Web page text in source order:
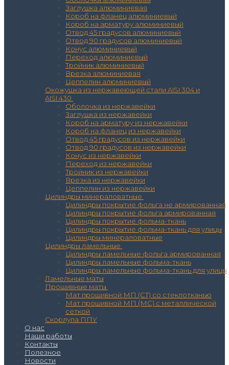
Заглушка алюминиевая
Короб на фланец алюминиевый
Короб на арматуру алюминиевый
Отвод 45 градусов алюминиевый
Отвод 90 градусов алюминиевый
Конус алюминиевый
Переход алюминиевый
Тройник алюминиевый
Врезка алюминиевая
Цеппелин алюминиевый
Окожушка из нержавеющей стали AISI 304 и
AISI 430
Оболочка из нержавейки
Заглушка из нержавейки
Короб на арматуру из нержавейки
Короб на фланец из нержавейки
Отвод 45 градусов из нержавейки
Отвод 90 градусов из нержавейки
Конус из нержавейки
Переход из нержавейки
Тройник из нержавейки
Врезка из нержавейки
Цеппелин из нержавейки
Цилиндры минераловатные
Цилиндры покрытие фольга не армированная
Цилиндры покрытие фольга армированная
Цилиндры покрытие фольма-ткань
Цилиндры покрытие фольма-ткань для улицы
Цилиндры минераловатные
Цилиндры ламельные
Цилиндры ламельные фольга армированная
Цилиндры ламельные фольма-ткань
Цилиндры ламельные фольма-ткань для улицы
Ламельные маты
Прошивные маты
Мат прошивной МП (СТ) со стеклотканью
Мат прошивной МП (МС) с металлической
сеткой
Скорлупа ППУ
О нас
Наши работы
Контакты
Полезное
Новости